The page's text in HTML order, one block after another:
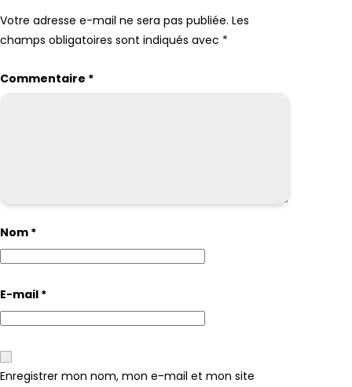
Votre adresse e-mail ne sera pas publiée. Les
champs obligatoires sont indiqués avec *
Commentaire *
Nom *
E-mail *
Enregistrer mon nom, mon e-mail et mon site